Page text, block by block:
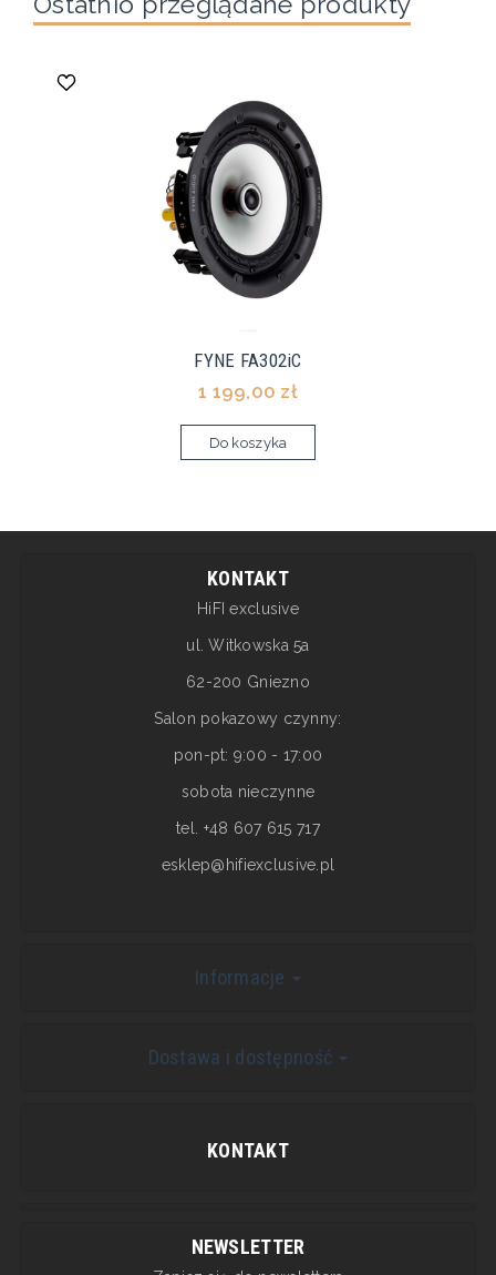
FYNE FA302iC
1 199,00 zł
Do koszyka
KONTAKT
HiFI exclusive
ul. Witkowska 5a
62-200 Gniezno
Salon pokazowy czynny:
pon-pt: 9:00 - 17:00
sobota nieczynne
tel. +48 607 615 717
esklep@hifiexclusive.pl
Informacje
Dostawa i dostępność
KONTAKT
NEWSLETTER